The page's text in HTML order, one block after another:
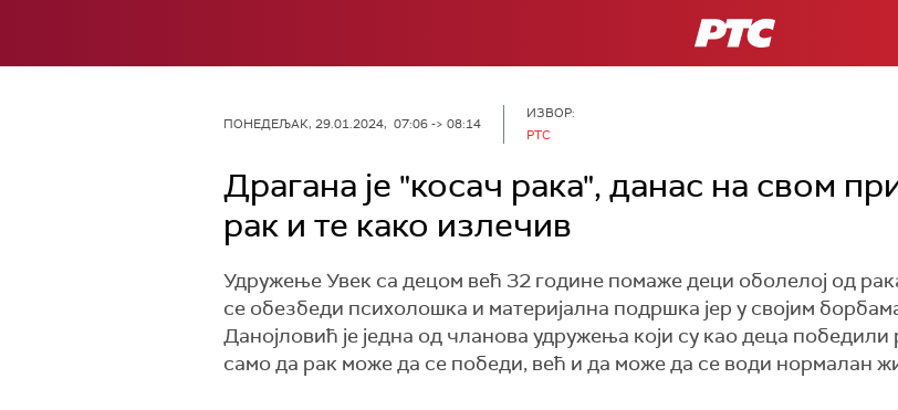
РТС
ПОНЕДЕЉАК, 29.01.2024, 07:06 -> 08:14
ИЗВОР:
РТС
Драгана је "косач рака", данас на свом
рак и те како излечив
Удружење Увек са децом већ 32 године помаже деци оболелој од
се обезбеди психолошка и материјална подршка јер у својим
Данојловић је једна од чланова удружења који су као деца
само да рак може да се победи, већ и да може да се води нормалан